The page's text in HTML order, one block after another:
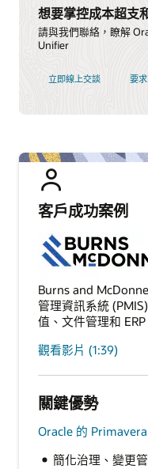
客戶成功案例
Burns and
管理資訊系統
值、文件管理和
觀看影片 (1:39)
關鍵優勢
Oracle 的
簡化治理、變更
想要掌控成本超支
請與我們聯絡，瞭解
Unifier
立即線上交談 要